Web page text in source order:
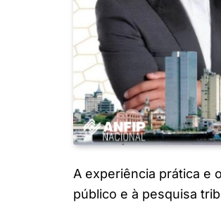
A experiência prática e
público e à pesquisa